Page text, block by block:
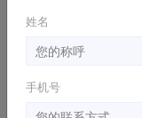
姓名
手机号